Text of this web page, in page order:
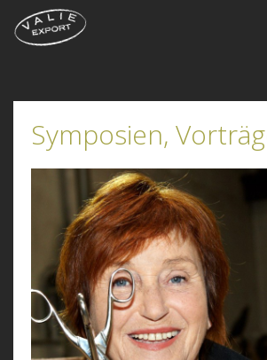
Symposien,